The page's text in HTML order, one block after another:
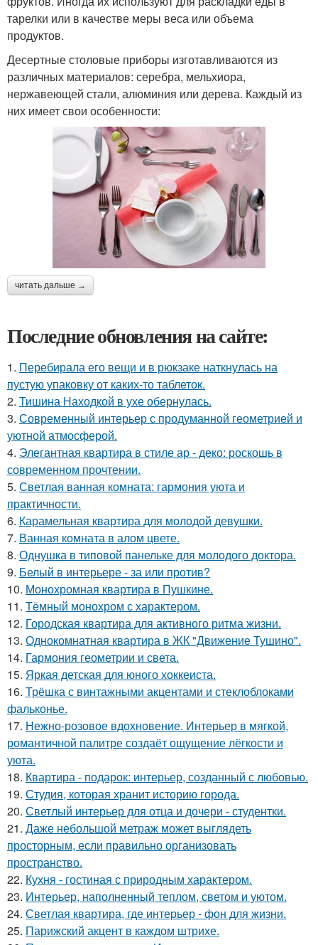
тарелки или в качестве меры веса или объема
продуктов.
Десертные столовые приборы изготавливаются из
различных материалов: серебра, мельхиора,
нержавеющей стали, алюминия или дерева. Каждый из
них имеет свои особенности:
читать дальше →
Последние обновления на сайте:
1. Перебирала его вещи и в рюкзаке наткнулась на
пустую упаковку от каких-то таблеток.
2. Тишина Находкой в ухе обернулась.
3. Современный интерьер с продуманной геометрией и
уютной атмосферой.
4. Элегантная квартира в стиле ар - деко: роскошь в
современном прочтении.
5. Светлая ванная комната: гармония уюта и
практичности.
6. Карамельная квартира для молодой девушки.
7. Ванная комната в алом цвете.
8. Однушка в типовой панельке для молодого доктора.
9. Белый в интерьере - за или против?
10. Монохромная квартира в Пушкине.
11. Тёмный монохром с характером.
12. Городская квартира для активного ритма жизни.
13. Однокомнатная квартира в ЖК "Движение Тушино".
14. Гармония геометрии и света.
15. Яркая детская для юного хоккеиста.
16. Трёшка с винтажными акцентами и стеклоблоками
фальконье.
17. Нежно-розовое вдохновение. Интерьер в мягкой,
романтичной палитре создаёт ощущение лёгкости и
уюта.
18. Квартира - подарок: интерьер, созданный с любовью.
19. Студия, которая хранит историю города.
20. Светлый интерьер для отца и дочери - студентки.
21. Даже небольшой метраж может выглядеть
просторным, если правильно организовать
пространство.
22. Кухня - гостиная с природным характером.
23. Интерьер, наполненный теплом, светом и уютом.
24. Светлая квартира, где интерьер - фон для жизни.
25. Парижский акцент в каждом штрихе.